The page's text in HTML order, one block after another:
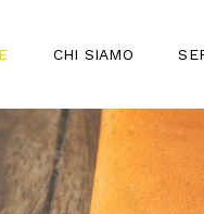
CHI SIAMO